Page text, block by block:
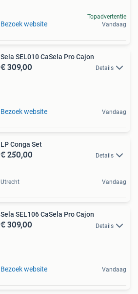
Bezoek website
Topadvertentie
Vandaag
Sela SEL010 CaSela Pro Cajon
€ 309,00 Details
Bezoek website Vandaag
LP Conga Set
€ 250,00 Details
Utrecht Vandaag
Sela SEL106 CaSela Pro Cajon
€ 309,00 Details
Bezoek website Vandaag